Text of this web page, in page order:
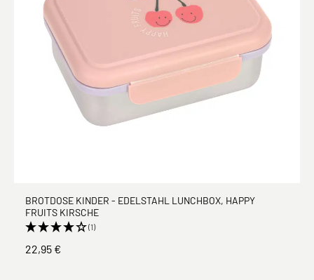
BROTDOSE KINDER - EDELSTAHL LUNCHBOX, HAPPY
FRUITS KIRSCHE
(1)
22,95 €